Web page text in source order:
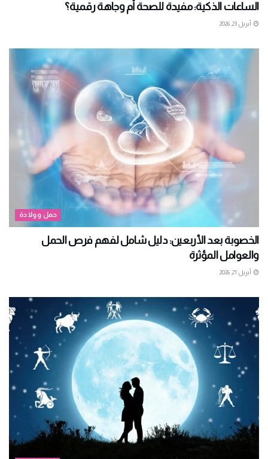
الساعات الذكية: مفيدة للصحة أم وجاهة رقمية؟
أبريل 23, 2026
حمل وولادة
الخصوبة بعد الأربعين: دليل شامل لفهم فرص الحمل
والعوامل المؤثرة
أبريل 21, 2026